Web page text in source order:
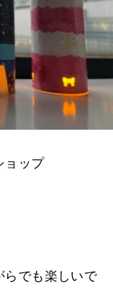
ョップ
らでも楽しいで